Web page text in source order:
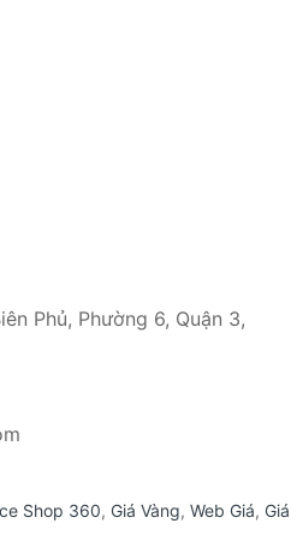
Phủ, Phường 6, Quận 3,
Shop 360, Giá Vàng, Web Giá, Giá